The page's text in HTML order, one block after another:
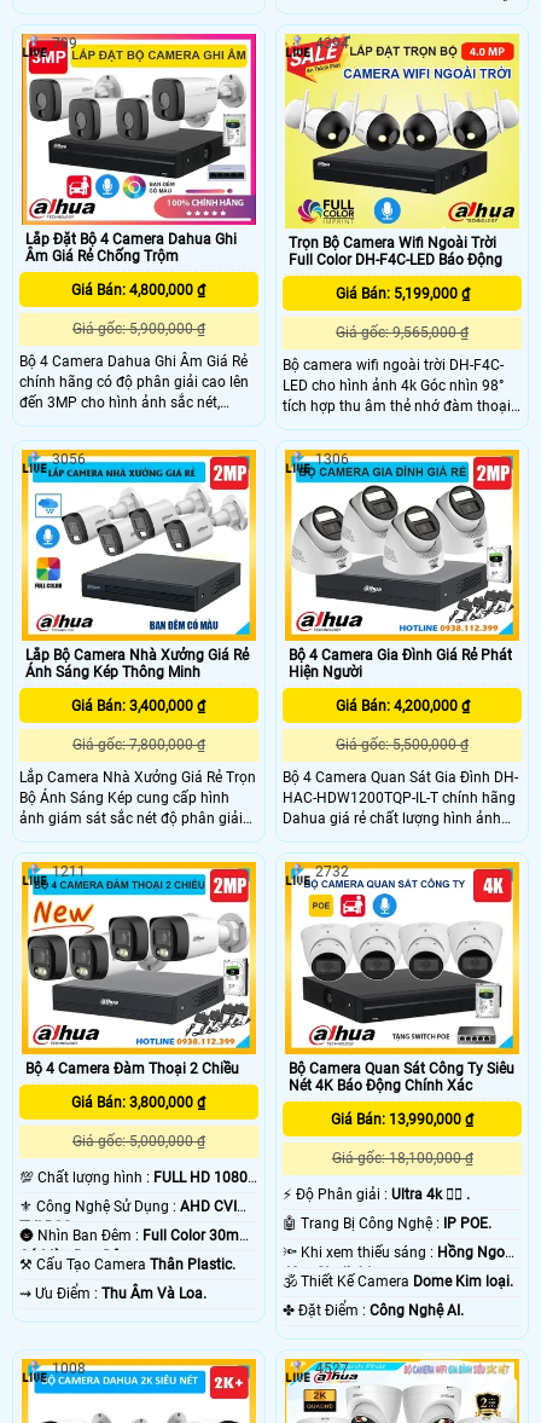
sắc nét với độ phân giải 2MP cho
khả năng nhận diện chi tiết trong
mọi vấn đề. Được thiết kế dạng
dome không chỉ tạo nên vẻ ngoài
bên ngoài mà vẫn giúp che giấu góc
quay, phù hợp lắp đặt trong nhà.
Trọn bộ được tích hợp đầy đủ các
tính năng ưu việt nâng cao hiệu quả
giám sát và bảo vệ tài sản.
chất lượng hình ảnh lên đến 4K, hỗ
trợ khả năng giám sát hình ảnh ban
đêm toàn điện, tích hợp micro hỗ trợ
ghi âm và trang bị nhiều công nghệ
thông minh giúp đảm bảo an ninh
cho văn phòng của bạn một cách
tốt nhất.
Lắp Đặt Bộ 4 Camera Dahua Ghi
Âm Giá Rẻ Chống Trộm
Giá Bán: 4,800,000 ₫
Giá gốc: 5,900,000 ₫
Bộ 4 Camera Dahua Ghi Âm Giá Rẻ
chính hãng có độ phân giải cao lên
đến 3MP cho hình ảnh sắc nét,
trung thực. Camera tích hợp micro
ghi âm, hỗ trợ hồng ngoại ban đêm
30m và công nghệ full color quan
sát rõ ràng cả trong bóng tối. Ngoài
ra, bộ camera còn có tính năng phát
hiện thông minh, tăng cường giám
sát an ninh hiệu quả.
799
Trọn Bộ Camera Wifi Ngoài Trời
Full Color DH-F4C-LED Báo Động
Giá Bán: 5,199,000 ₫
Giá gốc: 9,565,000 ₫
Bộ camera wifi ngoài trời DH-F4C-
LED cho hình ảnh 4k Góc nhìn 98°
tích hợp thu âm thẻ nhớ đàm thoại
2 chiều thương hiệu Dahua là một
ctiết kiệm dành cho bạn trong việc
đầu tư các giải pháp giám sát và
bảo vệ an ninh
4394
Lắp Bộ Camera Nhà Xưởng Giá Rẻ
Ánh Sáng Kép Thông Minh
Giá Bán: 3,400,000 ₫
Giá gốc: 7,800,000 ₫
Lắp Camera Nhà Xưởng Giá Rẻ Trọn
Bộ Ánh Sáng Kép cung cấp hình
ảnh giám sát sắc nét độ phân giải
Full HD 1080P, camera tích hợp
micro hỗ trợ ghi âm thanh rõ ràng
và đặc biệt hơn là công nghệ ánh
sáng kép thông minh. Với tầm xa
đèn led trắng: 20m, tầm xa hồng
ngoại 30m, camera sẽ ghi lại toàn
bộ nhà xưởng có màu sắc sinh
động và đảm bảo an ninh tối ưu
3056
Bộ 4 Camera Gia Đình Giá Rẻ Phát
Hiện Người
Giá Bán: 4,200,000 ₫
Giá gốc: 5,500,000 ₫
Bộ 4 Camera Quan Sát Gia Đình DH-
HAC-HDW1200TQP-IL-T chính hãng
Dahua giá rẻ chất lượng hình ảnh
2MP FULL HD 1080P bảo vệ an ninh
hiệu quả sắc nét, tích hợp công
nghệ hồng ngoại ban đêm FULL
COLOR có màu lên đến 30m quan
sát từ xa qua điện thoại máy tính,
phù hợp lắp đặt cho mọi gia đình.
1306
Bộ 4 Camera Đàm Thoại 2 Chiều
Giá Bán: 3,800,000 ₫
Giá gốc: 5,000,000 ₫
💯 Chất lượng hình : FULL HD 1080P
⚜️ Công Nghệ Sử Dụng : AHD CVI
TVI BCS.
🌚 Nhìn Ban Đêm : Full Color 30m
Có Màu Ban Ðêm.
⚒ Cấu Tạo Camera Thân Plastic.
️⇝ Ưu Điểm : Thu Âm Và Loa.
1211
Bộ Camera Quan Sát Công Ty Siêu
Nét 4K Báo Động Chính Xác
Giá Bán: 13,990,000 ₫
Giá gốc: 18,100,000 ₫
️⚡ Độ Phân giải :Ultra 4k 👍🏾 .
🤖️ Trang Bị Công Nghệ : IP POE.
🔦 Khi xem thiếu sáng : Hồng Ngoại
40m Starlight.
🕉️ Thiết Kế Camera Dome Kim loại.
️✤ Đặt Điểm :Công Nghệ AI.
2732
1008 4527